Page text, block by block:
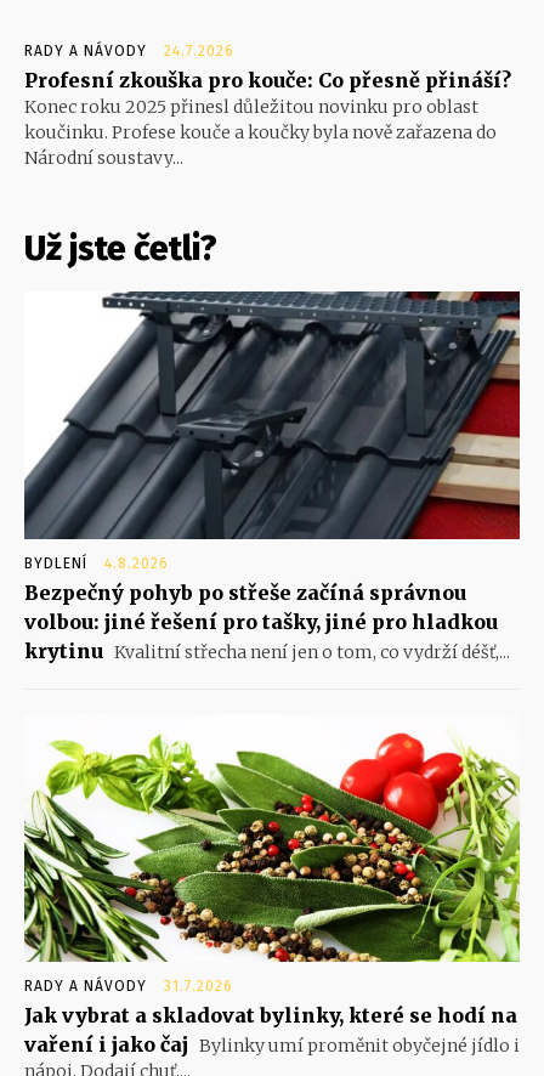
RADY A NÁVODY 24.7.2026
Profesní zkouška pro kouče: Co přesně přináší?
Konec roku 2025 přinesl důležitou novinku pro oblast
koučinku. Profese kouče a koučky byla nově zařazena do
Národní soustavy...
Už jste četli?
BYDLENÍ 4.8.2026
Bezpečný pohyb po střeše začíná správnou
volbou: jiné řešení pro tašky, jiné pro hladkou
krytinu Kvalitní střecha není jen o tom, co vydrží déšť,...
RADY A NÁVODY 31.7.2026
Jak vybrat a skladovat bylinky, které se hodí na
vaření i jako čaj Bylinky umí proměnit obyčejné jídlo i
nápoj. Dodají chuť,...